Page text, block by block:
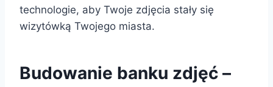
technologie, aby Twoje zdjęcia stały się
wizytówką Twojego miasta.
Budowanie banku zdjęć –